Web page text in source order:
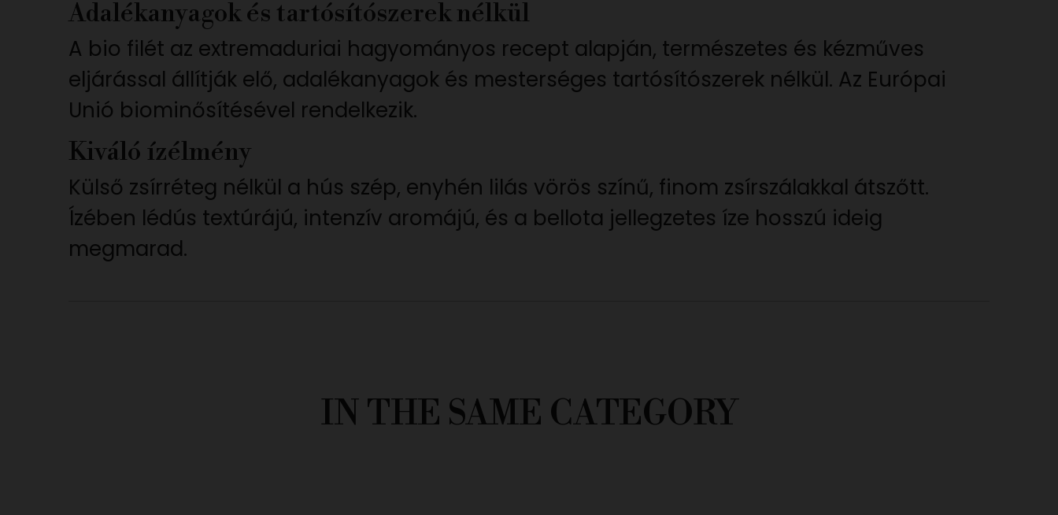
Adalékanyagok és tartósítószerek nélkül
A bio filét az extremaduriai hagyományos recept alapján, természetes és kézműves
eljárással állítják elő, adalékanyagok és mesterséges tartósítószerek nélkül. Az Európai
Unió biominősítésével rendelkezik.
Kiváló ízélmény
Külső zsírréteg nélkül a hús szép, enyhén lilás vörös színű, finom zsírszálakkal átszőtt.
Ízében lédús textúrájú, intenzív aromájú, és a bellota jellegzetes íze hosszú ideig
megmarad.
IN THE SAME CATEGORY